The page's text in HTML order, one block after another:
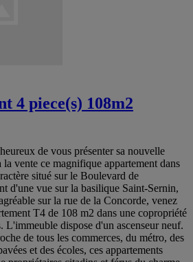
4 piece(s) 108m2
de vous présenter sa nouvelle
vente ce magnifique appartement dans
situé sur le Boulevard de
d'une vue sur la basilique Saint-Sernin,
sur la rue de la Concorde, venez
T4 de 108 m2 dans une copropriété
L'immeuble dispose d'un ascenseur neuf.
de tous les commerces, du métro, des
et des écoles, ces appartements